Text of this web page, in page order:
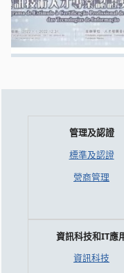
管理及認證
標準及認證
營商管理
資訊科技和IT應
資訊科技